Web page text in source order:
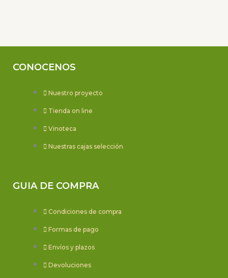
CONOCENOS
Nuestro proyecto
Tienda on line
Vinoteca
Nuestras cajas selección
GUIA DE COMPRA
Condiciones de compra
Formas de pago
Envíos y plazos
Devoluciones